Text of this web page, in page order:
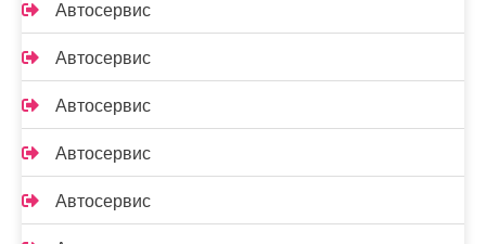
Автосервис
Автосервис
Автосервис
Автосервис
Автосервис